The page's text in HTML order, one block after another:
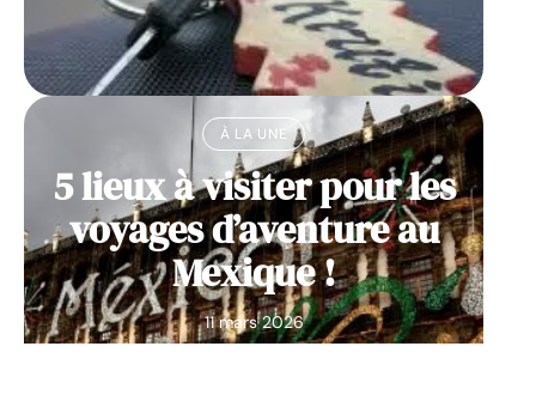
À LA UNE
5 lieux à visiter pour les
voyages d’aventure au
Mexique !
11 mars 2026